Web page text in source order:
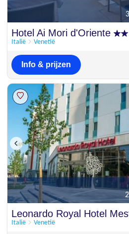
Hotel Ai Mori d'Oriente
Italië Venetië
Info & prijzen
Leonardo Royal Hotel
Italië Venetië